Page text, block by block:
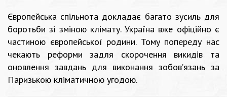
Європейська спільнота докладає багато зусиль для
боротьби зі зміною клімату. Україна вже офіційно є
частиною європейської родини. Тому попереду нас
чекають реформи задля скорочення викидів та
оновлення завдань для виконання зобов’язань за
Паризькою кліматичною угодою.